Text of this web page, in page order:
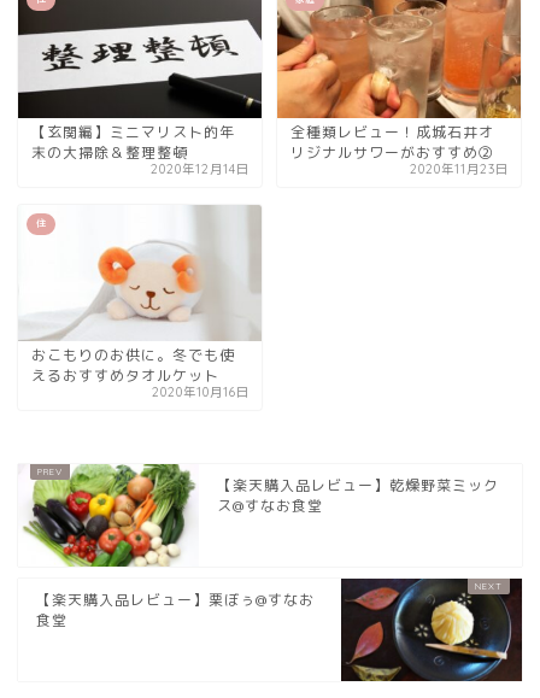
【玄関編】ミニマリスト的年
末の大掃除＆整理整頓
2020年12月14日
全種類レビュー！成城石井オ
リジナルサワーがおすすめ②
2020年11月23日
住
おこもりのお供に。冬でも使
えるおすすめタオルケット
2020年10月16日
【楽天購入品レビュー】乾燥野菜ミック
ス@すなお食堂
【楽天購入品レビュー】栗ぼぅ@すなお
食堂